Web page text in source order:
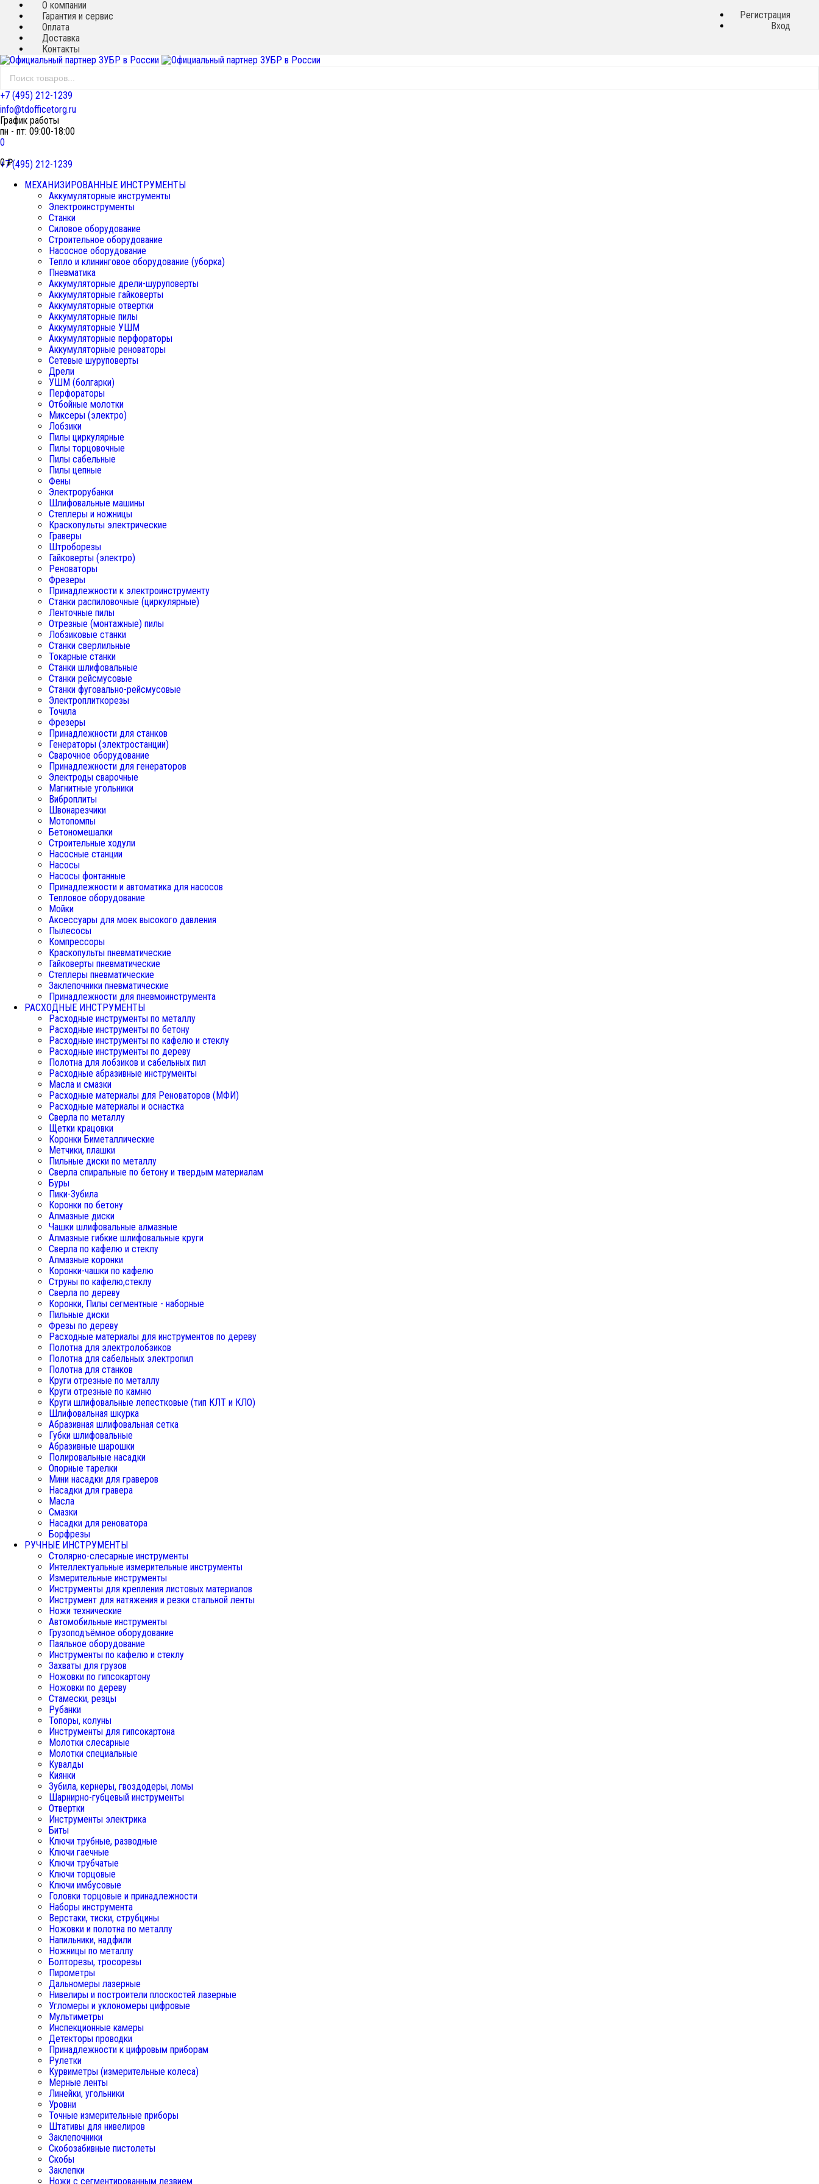
О компании
Гарантия и сервис
Оплата
Доставка
Контакты
Регистрация
Вход
+7 (495) 212-1239
info@tdofficetorg.ru
График работы
пн - пт: 09:00-18:00
0
0₽
+7 (495) 212-1239
МЕХАНИЗИРОВАННЫЕ ИНСТРУМЕНТЫ
Аккумуляторные инструменты
Электроинструменты
Станки
Силовое оборудование
Строительное оборудование
Насосное оборудование
Тепло и клининговое оборудование (уборка)
Пневматика
Аккумуляторные дрели-шуруповерты
Аккумуляторные гайковерты
Аккумуляторные отвертки
Аккумуляторные пилы
Аккумуляторные УШМ
Аккумуляторные перфораторы
Аккумуляторные реноваторы
Сетевые шуруповерты
Дрели
УШМ (болгарки)
Перфораторы
Отбойные молотки
Миксеры (электро)
Лобзики
Пилы циркулярные
Пилы торцовочные
Пилы сабельные
Пилы цепные
Фены
Электрорубанки
Шлифовальные машины
Степлеры и ножницы
Краскопульты электрические
Граверы
Штроборезы
Гайковерты (электро)
Реноваторы
Фрезеры
Принадлежности к электроинструменту
Станки распиловочные (циркулярные)
Ленточные пилы
Отрезные (монтажные) пилы
Лобзиковые станки
Станки сверлильные
Токарные станки
Станки шлифовальные
Станки рейсмусовые
Станки фуговально-рейсмусовые
Электроплиткорезы
Точила
Фрезеры
Принадлежности для станков
Генераторы (электростанции)
Сварочное оборудование
Принадлежности для генераторов
Электроды сварочные
Магнитные угольники
Виброплиты
Швонарезчики
Мотопомпы
Бетономешалки
Строительные ходули
Насосные станции
Насосы
Насосы фонтанные
Принадлежности и автоматика для насосов
Тепловое оборудование
Мойки
Аксессуары для моек высокого давления
Пылесосы
Компрессоры
Краскопульты пневматические
Гайковерты пневматические
Степлеры пневматические
Заклепочники пневматические
Принадлежности для пневмоинструмента
РАСХОДНЫЕ ИНСТРУМЕНТЫ
Расходные инструменты по металлу
Расходные инструменты по бетону
Расходные инструменты по кафелю и стеклу
Расходные инструменты по дереву
Полотна для лобзиков и сабельных пил
Расходные абразивные инструменты
Масла и смазки
Расходные материалы для Реноваторов (МФИ)
Расходные материалы и оснастка
Сверла по металлу
Щетки крацовки
Коронки Биметаллические
Метчики, плашки
Пильные диски по металлу
Сверла спиральные по бетону и твердым материалам
Буры
Пики-Зубила
Коронки по бетону
Алмазные диски
Чашки шлифовальные алмазные
Алмазные гибкие шлифовальные круги
Сверла по кафелю и стеклу
Алмазные коронки
Коронки-чашки по кафелю
Струны по кафелю,стеклу
Сверла по дереву
Коронки, Пилы сегментные - наборные
Пильные диски
Фрезы по дереву
Расходные материалы для инструментов по дереву
Полотна для электролобзиков
Полотна для сабельных электропил
Полотна для станков
Круги отрезные по металлу
Круги отрезные по камню
Круги шлифовальные лепестковые (тип КЛТ и КЛО)
Шлифовальная шкурка
Абразивная шлифовальная сетка
Губки шлифовальные
Абразивные шарошки
Полировальные насадки
Опорные тарелки
Мини насадки для граверов
Насадки для гравера
Масла
Смазки
Насадки для реноватора
Борфрезы
РУЧНЫЕ ИНСТРУМЕНТЫ
Столярно-слесарные инструменты
Интеллектуальные измерительные инструменты
Измерительные инструменты
Инструменты для крепления листовых материалов
Инструмент для натяжения и резки стальной ленты
Ножи технические
Автомобильные инструменты
Грузоподъёмное оборудование
Паяльное оборудование
Инструменты по кафелю и стеклу
Захваты для грузов
Ножовки по гипсокартону
Ножовки по дереву
Стамески, резцы
Рубанки
Топоры, колуны
Инструменты для гипсокартона
Молотки слесарные
Молотки специальные
Кувалды
Киянки
Зубила, кернеры, гвоздодеры, ломы
Шарнирно-губцевый инструменты
Отвертки
Инструменты электрика
Биты
Ключи трубные, разводные
Ключи гаечные
Ключи трубчатые
Ключи торцовые
Ключи имбусовые
Головки торцовые и принадлежности
Наборы инструмента
Верстаки, тиски, струбцины
Ножовки и полотна по металлу
Напильники, надфили
Ножницы по металлу
Болторезы, тросорезы
Пирометры
Дальномеры лазерные
Нивелиры и построители плоскостей лазерные
Угломеры и уклономеры цифровые
Мультиметры
Инспекционные камеры
Детекторы проводки
Принадлежности к цифровым приборам
Рулетки
Курвиметры (измерительные колеса)
Мерные ленты
Линейки, угольники
Уровни
Точные измерительные приборы
Штативы для нивелиров
Заклепочники
Скобозабивные пистолеты
Скобы
Заклепки
Ножи с сегментированным лезвием